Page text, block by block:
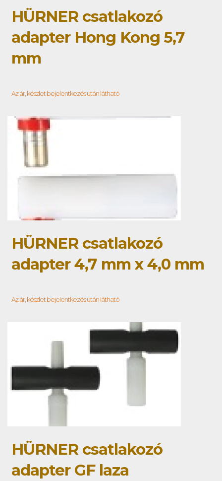
HÜRNER csatlakozó
adapter Hong Kong 5,7
mm
Az ár, készlet bejelentkezés után látható
HÜRNER csatlakozó
adapter 4,7 mm x 4,0 mm
Az ár, készlet bejelentkezés után látható
HÜRNER csatlakozó
adapter GF laza